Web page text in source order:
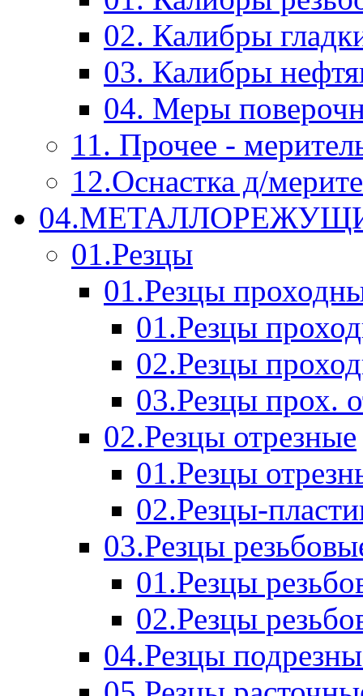
02. Калибры
03. Калибры
04. Меры
11. Прочее -
12.Оснастка д/
01.Резцы
01.Резцы
01.Резцы
02.Резцы
03.Резцы прох.
02.Резцы отрезные
01.Резцы
02.Резцы-
03.Резцы
01.Резцы
02.Резцы
04.Резцы